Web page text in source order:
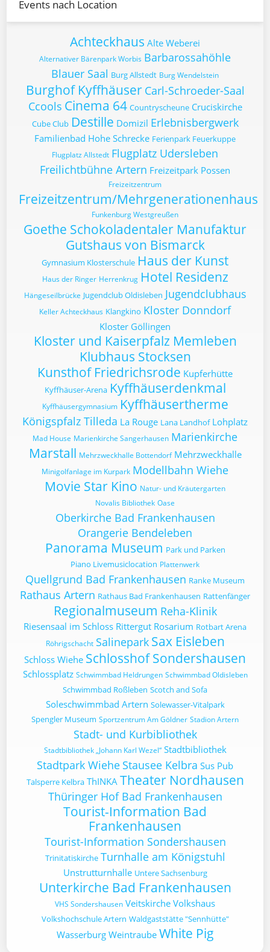
Events nach Location
Achteckhaus Alte Weberei
Alternativer Bärenpark Worbis Barbarossahöhle
Blauer Saal Burg Allstedt Burg Wendelstein
Burghof Kyffhäuser Carl-Schroeder-Saal
Ccools Cinema 64 Countryscheune Cruciskirche
Cube Club Destille Domizil Erlebnisbergwerk
Familienbad Hohe Schrecke Ferienpark Feuerkuppe
Flugplatz Allstedt Flugplatz Udersleben
Freilichtbühne Artern Freizeitpark Possen
Freizeitzentrum
Freizeitzentrum/Mehrgenerationenhaus
Funkenburg Westgreußen
Goethe Schokoladentaler Manufaktur
Gutshaus von Bismarck
Gymnasium Klosterschule Haus der Kunst
Haus der Ringer Herrenkrug Hotel Residenz
Hängeseilbrücke Jugendclub Oldisleben Jugendclubhaus
Keller Achteckhaus Klangkino Kloster Donndorf
Kloster Göllingen
Kloster und Kaiserpfalz Memleben
Klubhaus Stocksen
Kunsthof Friedrichsrode Kupferhütte
Kyffhäuser-Arena Kyffhäuserdenkmal
Kyffhäusergymnasium Kyffhäusertherme
Königspfalz Tilleda La Rouge Lana Landhof Lohplatz
Mad House Marienkirche Sangerhausen Marienkirche
Marstall Mehrzweckhalle Bottendorf Mehrzweckhalle
Minigolfanlage im Kurpark Modellbahn Wiehe
Movie Star Kino Natur- und Kräutergarten
Novalis Bibliothek Oase
Oberkirche Bad Frankenhausen
Orangerie Bendeleben
Panorama Museum Park und Parken
Piano Livemusiclocation Plattenwerk
Quellgrund Bad Frankenhausen Ranke Museum
Rathaus Artern Rathaus Bad Frankenhausen Rattenfänger
Regionalmuseum Reha-Klinik
Riesensaal im Schloss Rittergut Rosarium Rotbart Arena
Röhrigschacht Salinepark Sax Eisleben
Schloss Wiehe Schlosshof Sondershausen
Schlossplatz Schwimmbad Heldrungen Schwimmbad Oldisleben
Schwimmbad Roßleben Scotch and Sofa
Soleschwimmbad Artern Solewasser-Vitalpark
Spengler Museum Sportzentrum Am Göldner Stadion Artern
Stadt- und Kurbibliothek
Stadtbibliothek „Johann Karl Wezel“ Stadtbibliothek
Stadtpark Wiehe Stausee Kelbra Sus Pub
Talsperre Kelbra ThINKA Theater Nordhausen
Thüringer Hof Bad Frankenhausen
Tourist-Information Bad
Frankenhausen
Tourist-Information Sondershausen
Trinitatiskirche Turnhalle am Königstuhl
Unstrutturnhalle Untere Sachsenburg
Unterkirche Bad Frankenhausen
VHS Sondershausen Veitskirche Volkshaus
Volkshochschule Artern Waldgaststätte "Sennhütte"
Wasserburg Weintraube White Pig